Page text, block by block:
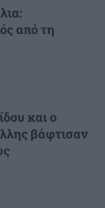
από τη
και ο
βάφτισαν